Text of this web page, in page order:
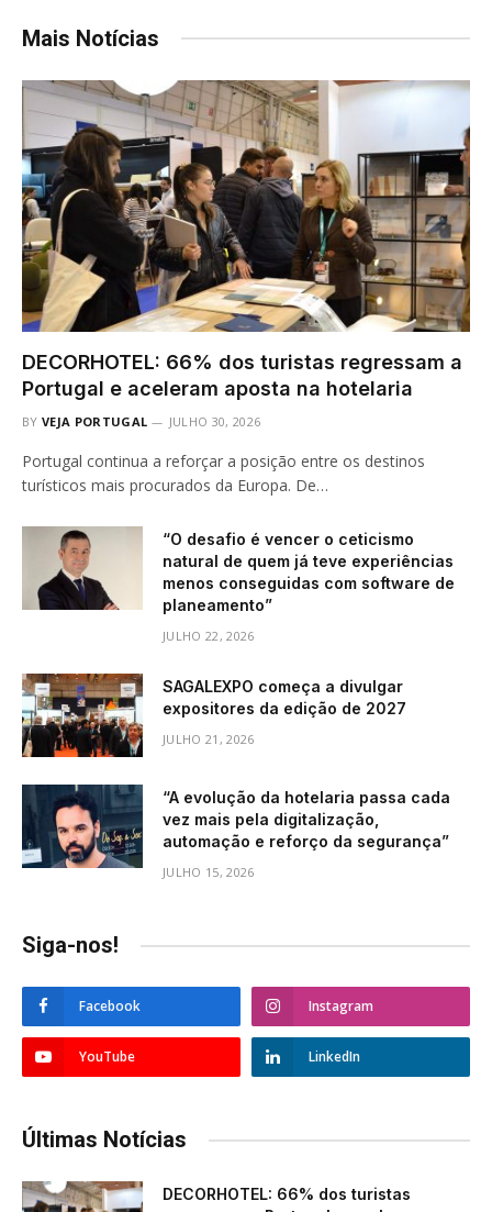
Mais Notícias
DECORHOTEL: 66% dos turistas regressam a
Portugal e aceleram aposta na hotelaria
BY VEJA PORTUGAL JULHO 30, 2026
Portugal continua a reforçar a posição entre os destinos
turísticos mais procurados da Europa. De…
“O desafio é vencer o ceticismo
natural de quem já teve experiências
menos conseguidas com software de
planeamento”
JULHO 22, 2026
SAGALEXPO começa a divulgar
expositores da edição de 2027
JULHO 21, 2026
“A evolução da hotelaria passa cada
vez mais pela digitalização,
automação e reforço da segurança”
JULHO 15, 2026
Siga-nos!
Facebook Instagram
YouTube LinkedIn
Últimas Notícias
DECORHOTEL: 66% dos turistas